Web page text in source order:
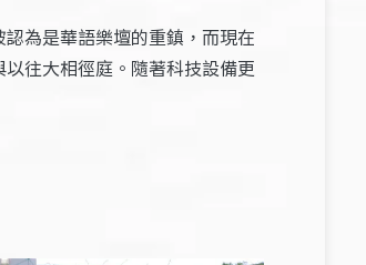
為是華語樂壇的重鎮，而現在
往大相徑庭。隨著科技設備更